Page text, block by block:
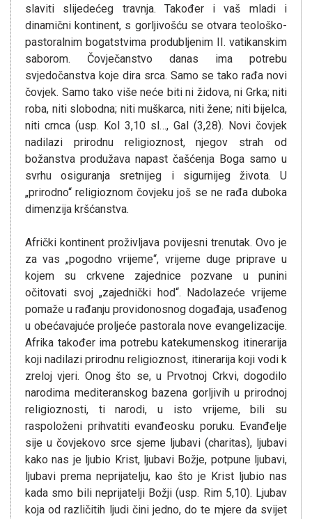
slaviti slijedećeg travnja. Također i vaš mladi i
dinamični kontinent, s gorljivošću se otvara teološko-
pastoralnim bogatstvima produbljenim II. vatikanskim
saborom. Čovječanstvo danas ima potrebu
svjedočanstva koje dira srca. Samo se tako rađa novi
čovjek. Samo tako više neće biti ni židova, ni Grka; niti
roba, niti slobodna; niti muškarca, niti žene; niti bijelca,
niti crnca (usp. Kol 3,10 sl…, Gal (3,28). Novi čovjek
nadilazi prirodnu religioznost, njegov strah od
božanstva produžava napast čašćenja Boga samo u
svrhu osiguranja sretnijeg i sigurnijeg života. U
„prirodno“ religioznom čovjeku još se ne rađa duboka
dimenzija kršćanstva.
Afrički kontinent proživljava povijesni trenutak. Ovo je
za vas „pogodno vrijeme“, vrijeme duge priprave u
kojem su crkvene zajednice pozvane u punini
očitovati svoj „zajednički hod“. Nadolazeće vrijeme
pomaže u rađanju providonosnog događaja, usađenog
u obećavajuće proljeće pastorala nove evangelizacije.
Afrika također ima potrebu katekumenskog itinerarija
koji nadilazi prirodnu religioznost, itinerarija koji vodi k
zreloj vjeri. Onog što se, u Prvotnoj Crkvi, dogodilo
narodima mediteranskog bazena gorljivih u prirodnoj
religioznosti, ti narodi, u isto vrijeme, bili su
raspoloženi prihvatiti evanđeosku poruku. Evanđelje
sije u čovjekovo srce sjeme ljubavi (charitas), ljubavi
kako nas je ljubio Krist, ljubavi Božje, potpune ljubavi,
ljubavi prema neprijatelju, kao što je Krist ljubio nas
kada smo bili neprijatelji Božji (usp. Rim 5,10). Ljubav
koja od različitih ljudi čini jedno, do te mjere da svijet